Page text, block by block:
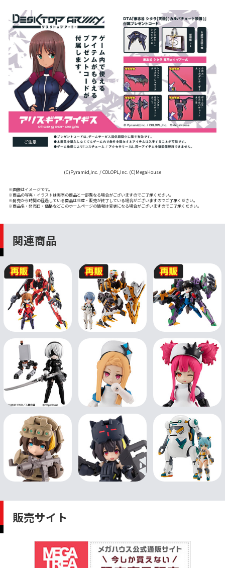
(C)Pyramid,Inc. / COLOPL,Inc. (C)MegaHouse
※画像はイメージです。
※商品の写真・イラストは実際の商品と一部異なる場合がございますのでご了承ください。
※発売から時間の経過している商品は生産・販売が終了している場合がございますのでご了承ください。
※商品名・発売日・価格などこのホームページの情報は変更になる場合がございますのでご了承ください。
関連商品
販売サイト